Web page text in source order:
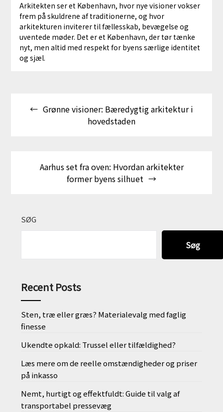
Arkitekten ser et København, hvor nye visioner vokser
frem på skuldrene af traditionerne, og hvor
arkitekturen inviterer til fællesskab, bevægelse og
uventede møder. Det er et København, der tør tænke
nyt, men altid med respekt for byens særlige identitet
og sjæl.
Grønne visioner: Bæredygtig arkitektur i
hovedstaden
Aarhus set fra oven: Hvordan arkitekter
former byens silhuet
SØG
Søg
Recent Posts
Sten, træ eller græs? Materialevalg med faglig
finesse
Ukendte opkald: Trussel eller tilfældighed?
Læs mere om de reelle omstændigheder og priser
på inkasso
Nemt, hurtigt og effektfuldt: Guide til valg af
transportabel pressevæg